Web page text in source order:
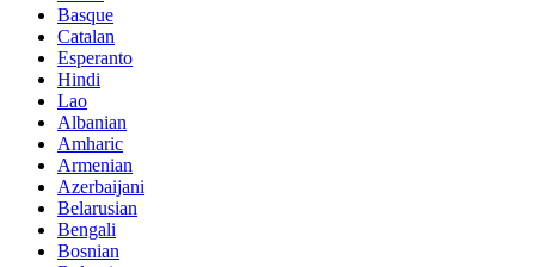
Basque
Catalan
Esperanto
Hindi
Lao
Albanian
Amharic
Armenian
Azerbaijani
Belarusian
Bengali
Bosnian